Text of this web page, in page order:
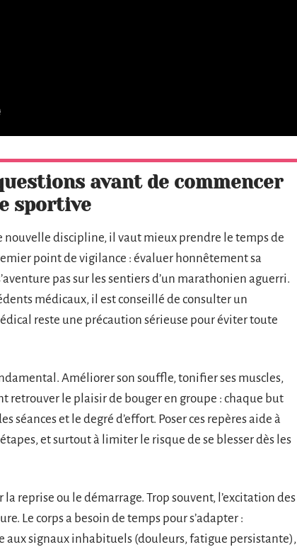
avant de commencer
sportive
nouvelle discipline, il vaut mieux prendre le temps de
point de vigilance : évaluer honnêtement sa
pas sur les sentiers d’un marathonien aguerri.
médicaux, il est conseillé de consulter un
reste une précaution sérieuse pour éviter toute
Améliorer son souffle, tonifier ses muscles,
retrouver le plaisir de bouger en groupe : chaque but
séances et le degré d’effort. Poser ces repères aide à
et surtout à limiter le risque de se blesser dès les
reprise ou le démarrage. Trop souvent, l’excitation des
Le corps a besoin de temps pour s’adapter :
signaux inhabituels (douleurs, fatigue persistante),